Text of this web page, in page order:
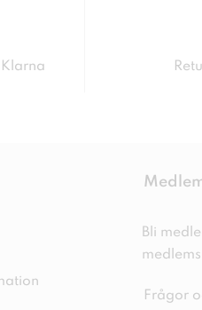
Bli
Frågor